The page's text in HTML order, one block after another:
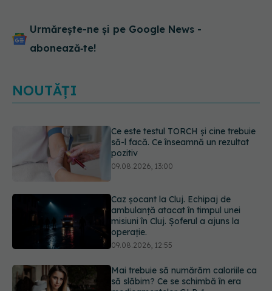
Urmărește-ne și pe Google News -
abonează‑te!
NOUTĂȚI
Caz șocant la Cluj. Echipaj de
ambulanță atacat în timpul unei
misiuni în Cluj. Șoferul a ajuns la
operație.
Mai trebuie să numărăm caloriile ca
să slăbim? Ce se schimbă în era
medicamentelor GLP-1
09.08.2026, 12:00
Dieta care îți distruge creierul,
potrivit cercetătorilor de la Harvard